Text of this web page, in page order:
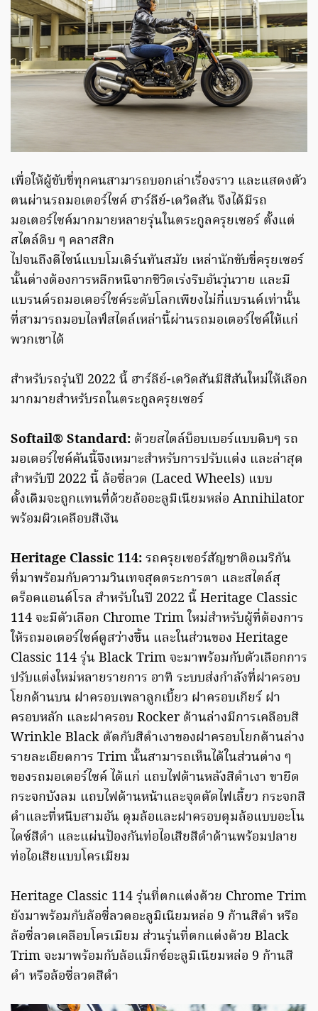
เพื่อให้ผู้ขับขี่ทุกคนสามารถบอกเล่าเรื่องราว และแสดงตัว
ตนผ่านรถมอเตอร์ไซค์ ฮาร์ลีย์-เดวิดสัน จึงได้มีรถ
มอเตอร์ไซค์มากมายหลายรุ่นในตระกูลครุยเซอร์ ตั้งแต่
สไตล์ดิบ ๆ คลาสสิก
ไปจนถึงดีไซน์แบบโมเดิร์นทันสมัย เหล่านักขับขี่ครุยเซอร์
นั้นต่างต้องการหลีกหนีจากชีวิตเร่งรีบอันวุ่นวาย และมี
แบรนด์รถมอเตอร์ไซค์ระดับโลกเพียงไม่กี่แบรนด์เท่านั้น
ที่สามารถมอบไลฟ์สไตล์เหล่านี้ผ่านรถมอเตอร์ไซค์ให้แก่
พวกเขาได้
สำหรับรถรุ่นปี 2022 นี้ ฮาร์ลีย์-เดวิดสันมีสีสันใหม่ให้เลือก
มากมายสำหรับรถในตระกูลครุยเซอร์
Softail® Standard: ด้วยสไตล์บ็อบเบอร์แบบดิบๆ รถ
มอเตอร์ไซค์คันนี้จึงเหมาะสำหรับการปรับแต่ง และล่าสุด
สำหรับปี 2022 นี้ ล้อซี่ลวด (Laced Wheels) แบบ
ดั้งเดิมจะถูกแทนที่ด้วยล้ออะลูมิเนียมหล่อ Annihilator
พร้อมผิวเคลือบสีเงิน
Heritage Classic 114:รถครุยเซอร์สัญชาติอเมริกัน
ที่มาพร้อมกับความวินเทจสุดตระการตา และสไตล์สุ
ดร็อคแอนด์โรล สำหรับในปี 2022 นี้ Heritage Classic
114 จะมีตัวเลือก Chrome Trim ใหม่สำหรับผู้ที่ต้องการ
ให้รถมอเตอร์ไซค์ดูสว่างขึ้น และในส่วนของ Heritage
Classic 114 รุ่น Black Trim จะมาพร้อมกับตัวเลือกการ
ปรับแต่งใหม่หลายรายการ อาทิ ระบบส่งกำลังที่ฝาครอบ
โยกด้านบน ฝาครอบเพลาลูกเบี้ยว ฝาครอบเกียร์ ฝา
ครอบหลัก และฝาครอบ Rocker ด้านล่างมีการเคลือบสี
Wrinkle Black ตัดกับสีดำเงาของฝาครอบโยกด้านล่าง
รายละเอียดการ Trim นั้นสามารถเห็นได้ในส่วนต่าง ๆ
ของรถมอเตอร์ไซค์ ได้แก่ แถบไฟด้านหลังสีดำเงา ขายึด
กระจกบังลม แถบไฟด้านหน้าและจุดตัดไฟเลี้ยว กระจกสี
ดำและที่หนีบสามอัน ดุมล้อและฝาครอบดุมล้อแบบอะโน
ไดซ์สีดำ และแผ่นป้องกันท่อไอเสียสีดำด้านพร้อมปลาย
ท่อไอเสียแบบโครเมียม
Heritage Classic 114 รุ่นที่ตกแต่งด้วย Chrome Trim
ยังมาพร้อมกับล้อซี่ลวดอะลูมิเนียมหล่อ 9 ก้านสีดำ หรือ
ล้อซี่ลวดเคลือบโครเมียม ส่วนรุ่นที่ตกแต่งด้วย Black
Trim จะมาพร้อมกับล้อแม็กซ์อะลูมิเนียมหล่อ 9 ก้านสี
ดำ หรือล้อซี่ลวดสีดำ